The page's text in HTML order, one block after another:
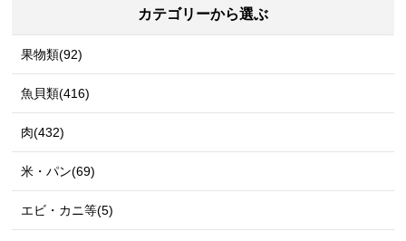
カテゴリーから選ぶ
果物類(92)
魚貝類(416)
肉(432)
米・パン(69)
エビ・カニ等(5)